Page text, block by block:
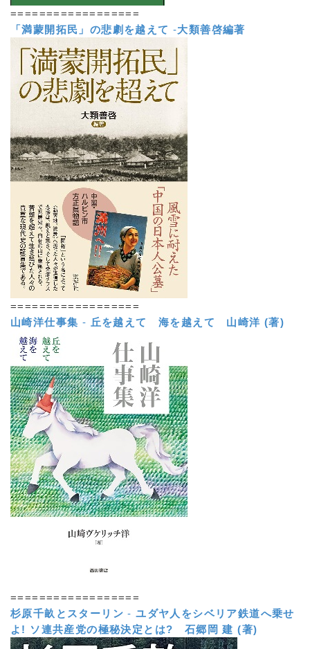
==================
「満蒙開拓民」の悲劇を越えて -大類善啓編著
==================
山崎洋仕事集 - 丘を越えて 海を越えて 山崎洋 (著)
==================
杉原千畝とスターリン -ユダヤ人をシベリア鉄道へ乗せ
よ! ソ連共産党の極秘決定とは?
石郷岡 建 (著)